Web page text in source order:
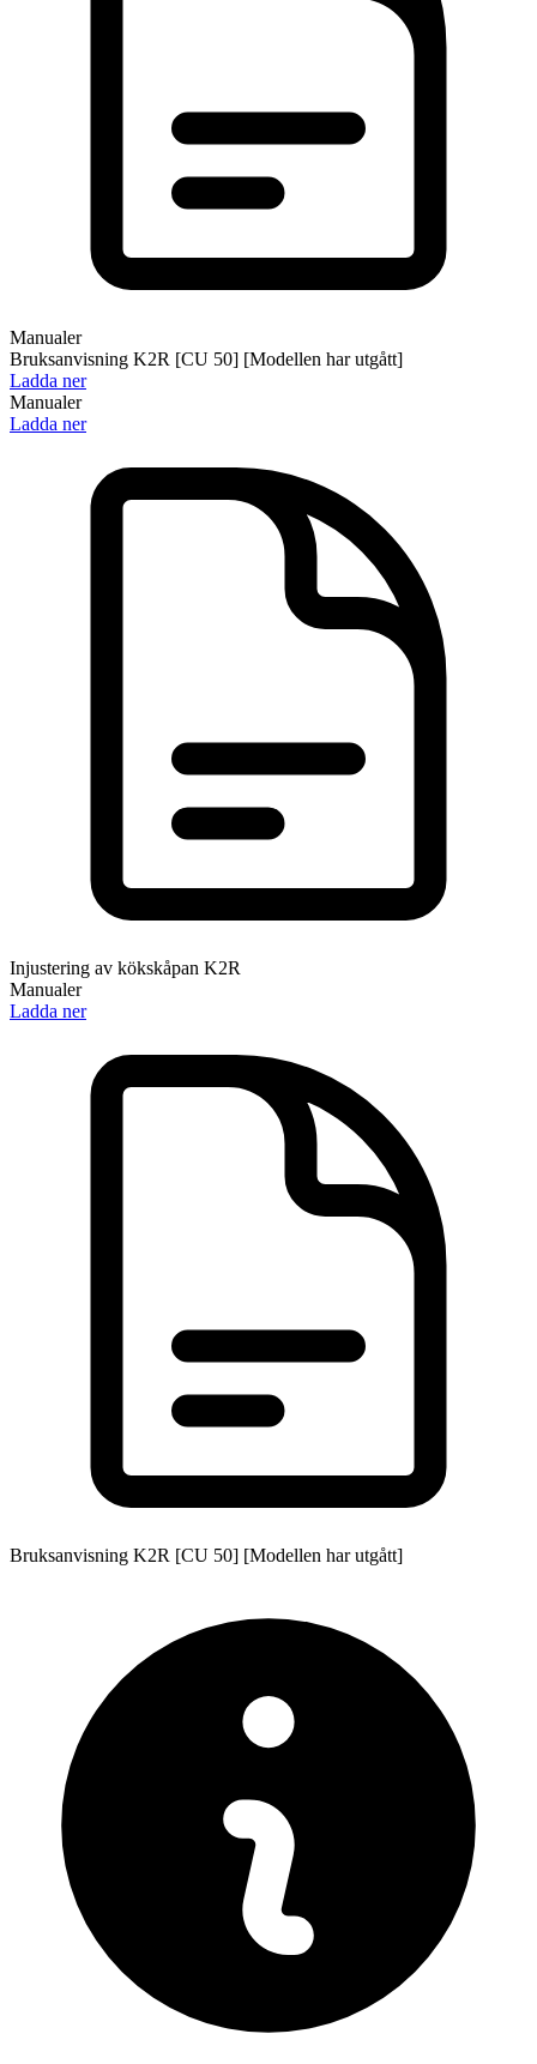
Manualer
Bruksanvisning K2R [CU 50] [Modellen har utgått]
Ladda ner
Manualer
Ladda ner
Injustering av kökskåpan K2R
Manualer
Ladda ner
Bruksanvisning K2R [CU 50] [Modellen har utgått]